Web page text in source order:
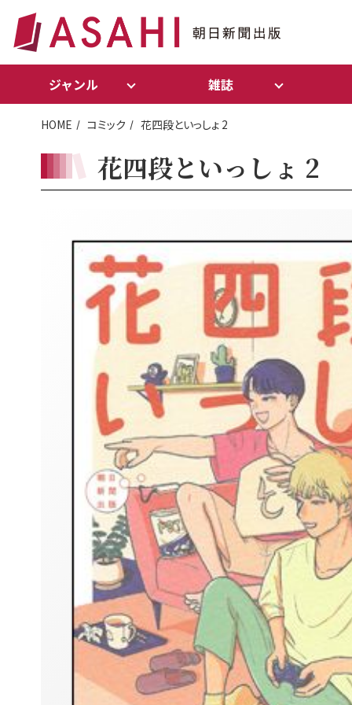
ジャンル 雑誌
HOME コミック 花四段といっしょ 2
花四段といっしょ 2